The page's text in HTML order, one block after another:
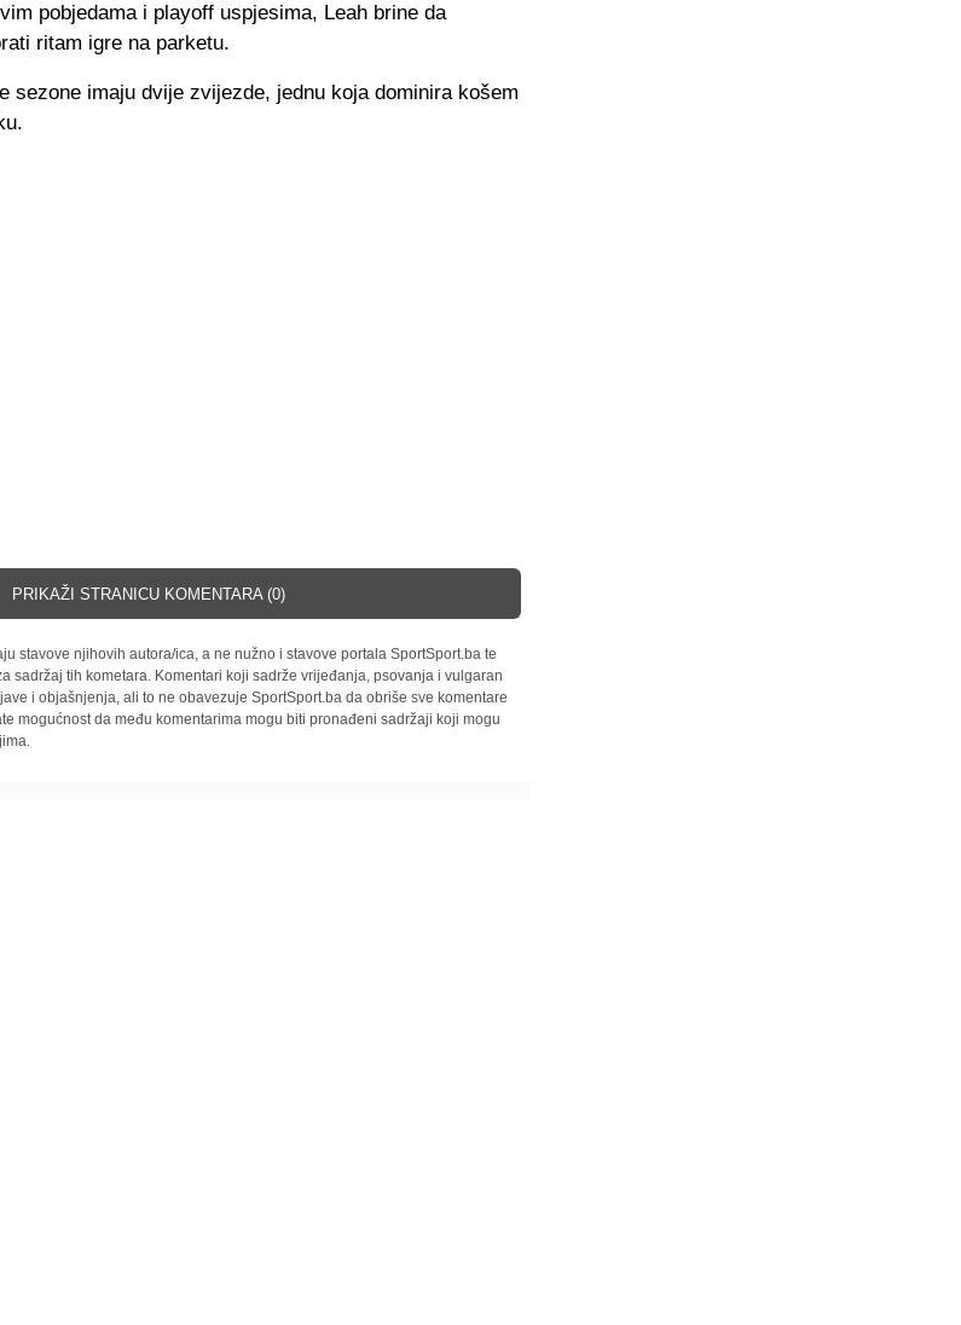
pobjedama i playoff uspjesima, Leah brine da
ritam igre na parketu.
sezone imaju dvije zvijezde, jednu koja dominira košem
PRIKAŽI STRANICU KOMENTARA (0)
stavove njihovih autora/ica, a ne nužno i stavove portala SportSport.ba te
sadržaj tih kometara. Komentari koji sadrže vrijeđanja, psovanja i vulgaran
i objašnjenja, ali to ne obavezuje SportSport.ba da obriše sve komentare
mogućnost da među komentarima mogu biti pronađeni sadržaji koji mogu